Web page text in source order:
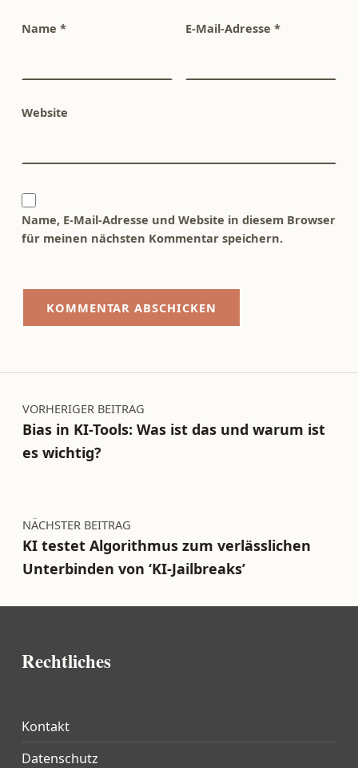
Name * E-Mail-Adresse *
Website
Name, E-Mail-Adresse und Website in diesem Browser
für meinen nächsten Kommentar speichern.
Beitragsnavigation
VORHERIGER BEITRAG
Bias in KI-Tools: Was ist das und warum ist
es wichtig?
NÄCHSTER BEITRAG
KI testet Algorithmus zum verlässlichen
Unterbinden von ‘KI-Jailbreaks’
Rechtliches
Kontakt
Datenschutz